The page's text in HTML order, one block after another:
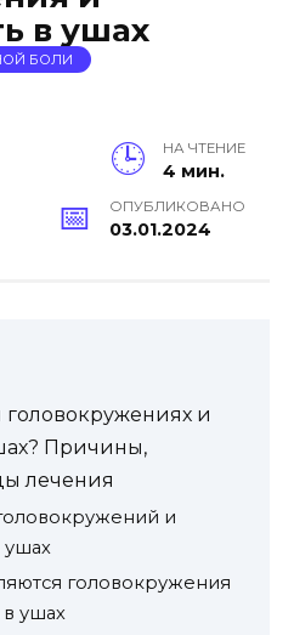
в ушах
БОЛИ
НА ЧТЕНИЕ
4 мин.
ОПУБЛИКОВАНО
03.01.2024
головокружениях и
Причины,
лечения
и
ушах
головокружения
ушах